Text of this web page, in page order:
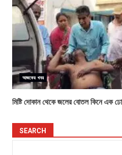
আজকের খবর
মিষ্টি দোকান থেকে জলের বোতল কিনে এক
SEARCH